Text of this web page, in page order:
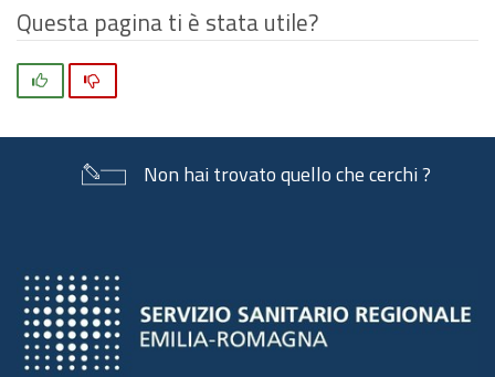
Questa pagina ti è stata utile?
Non hai trovato quello che cerchi ?